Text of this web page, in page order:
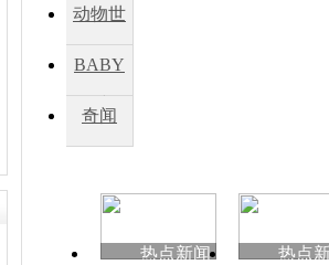
动物世
BABY
秀
奇闻
热点新闻
热点